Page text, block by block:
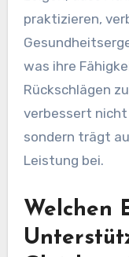
praktizieren,
Wohlbefinden
Vorstellen eines
sich selbst in
nährendes
zeigen, dass
praktizieren,
was ihre
Rückschlägen
verbessert